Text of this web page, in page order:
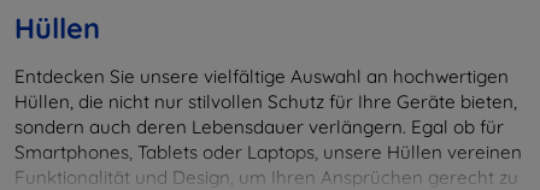
Hüllen
Entdecken Sie unsere vielfältige Auswahl an hochwertigen
Hüllen, die nicht nur stilvollen Schutz für Ihre Geräte bieten,
sondern auch deren Lebensdauer verlängern. Egal ob für
Smartphones, Tablets oder Laptops, unsere Hüllen vereinen
Funktionalität und Design, um Ihren Ansprüchen gerecht zu